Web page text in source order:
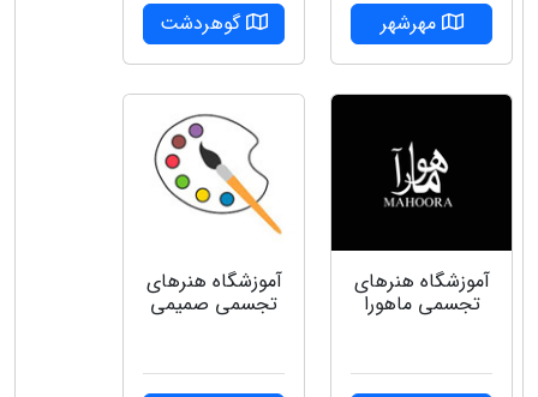
مهرشهر گوهردشت
آموزشگاه هنرهای
تجسمی ماهورا
آموزشگاه هنرهای
تجسمی صمیمی